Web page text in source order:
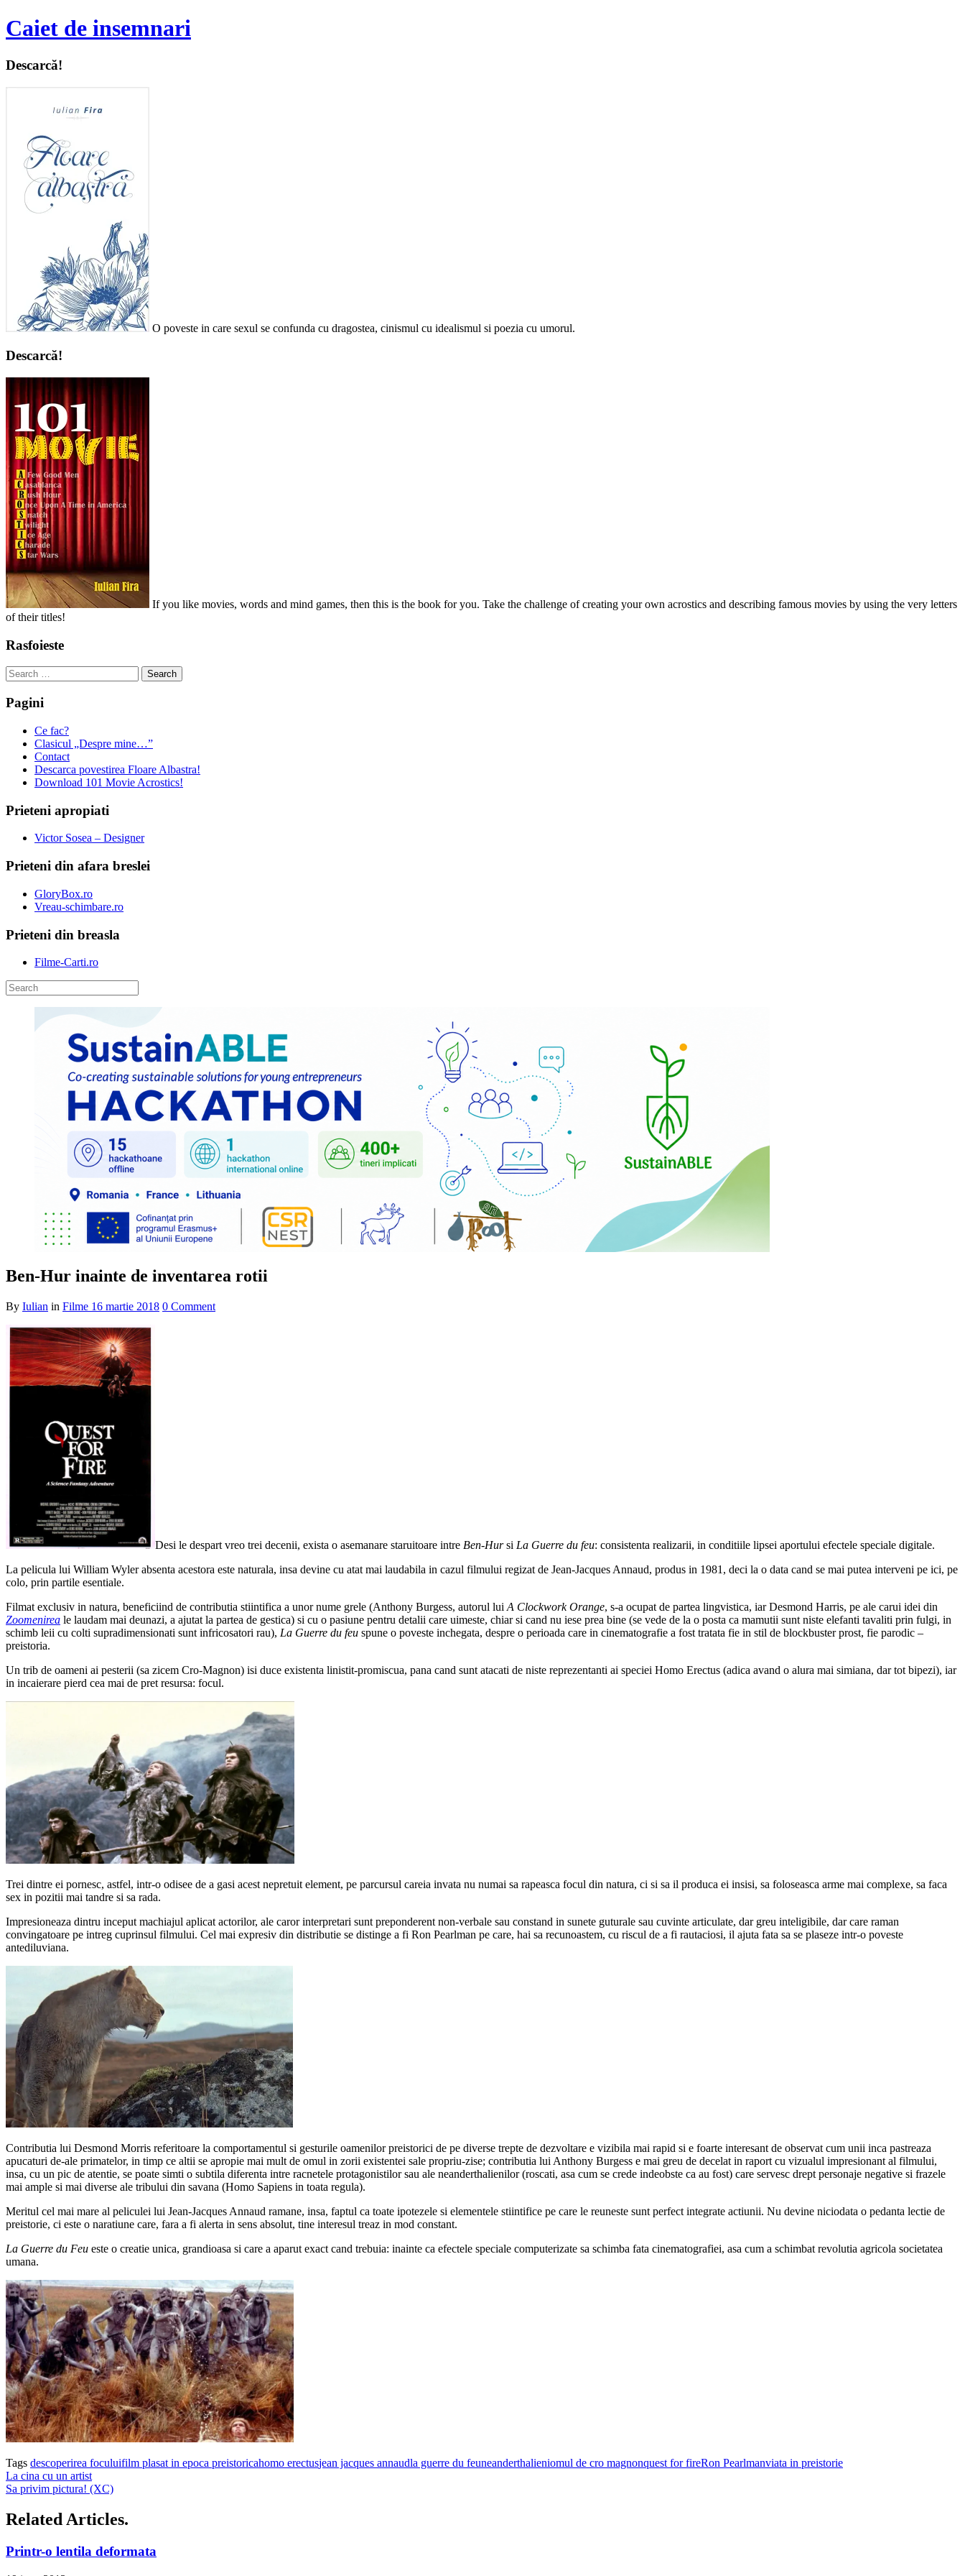
Caiet de insemnari
Descarcă!
O poveste in care sexul se confunda cu dragostea, cinismul cu idealismul si poezia cu umorul.
Descarcă!
If you like movies, words and mind games, then this is the book for you. Take the challenge of creating your own acrostics and describing famous movies by using the very letters
of their titles!
Rasfoieste
Search
for:
Pagini
Ce fac?
Clasicul „Despre mine…”
Contact
Descarca povestirea Floare Albastra!
Download 101 Movie Acrostics!
Prieteni apropiati
Victor Sosea – Designer
Prieteni din afara breslei
GloryBox.ro
Vreau-schimbare.ro
Prieteni din breasla
Filme-Carti.ro
Ben-Hur inainte de inventarea rotii
By Iulian in Filme 16 martie 2018 0 Comment
Desi le despart vreo trei decenii, exista o asemanare staruitoare intre Ben-Hursi La Guerre du feu: consistenta realizarii, in conditiile lipsei aportului efectele speciale digitale.
La pelicula lui William Wyler absenta acestora este naturala, insa devine cu atat mai laudabila in cazul filmului regizat de Jean-Jacques Annaud, produs in 1981, deci la o data cand se mai putea interveni pe ici, pe
colo, prin partile esentiale.
Filmat exclusiv in natura, beneficiind de contributia stiintifica a unor nume grele (Anthony Burgess, autorul lui A Clockwork Orange, s-a ocupat de partea lingvistica, iar Desmond Harris, pe ale carui idei din
Zoomenirea le laudam mai deunazi, a ajutat la partea de gestica) si cu o pasiune pentru detalii care uimeste, chiar si cand nu iese prea bine (se vede de la o posta ca mamutii sunt niste elefanti tavaliti prin fulgi, in
schimb leii cu colti supradimensionati sunt infricosatori rau), La Guerre du feu spune o poveste inchegata, despre o perioada care in cinematografie a fost tratata fie in stil de blockbuster prost, fie parodic –
preistoria.
Un trib de oameni ai pesterii (sa zicem Cro-Magnon) isi duce existenta linistit-promiscua, pana cand sunt atacati de niste reprezentanti ai speciei Homo Erectus (adica avand o alura mai simiana, dar tot bipezi), iar
in incaierare pierd cea mai de pret resursa: focul.
Trei dintre ei pornesc, astfel, intr-o odisee de a gasi acest nepretuit element, pe parcursul careia invata nu numai sa rapeasca focul din natura, ci si sa il produca ei insisi, sa foloseasca arme mai complexe, sa faca
sex in pozitii mai tandre si sa rada.
Impresioneaza dintru inceput machiajul aplicat actorilor, ale caror interpretari sunt preponderent non-verbale sau constand in sunete guturale sau cuvinte articulate, dar greu inteligibile, dar care raman
convingatoare pe intreg cuprinsul filmului. Cel mai expresiv din distributie se distinge a fi Ron Pearlman pe care, hai sa recunoastem, cu riscul de a fi rautaciosi, il ajuta fata sa se plaseze intr-o poveste
antediluviana.
Contributia lui Desmond Morris referitoare la comportamentul si gesturile oamenilor preistorici de pe diverse trepte de dezvoltare e vizibila mai rapid si e foarte interesant de observat cum unii inca pastreaza
apucaturi de-ale primatelor, in timp ce altii se apropie mai mult de omul in zorii existentei sale propriu-zise; contributia lui Anthony Burgess e mai greu de decelat in raport cu vizualul impresionant al filmului,
insa, cu un pic de atentie, se poate simti o subtila diferenta intre racnetele protagonistilor sau ale neanderthalienilor (roscati, asa cum se crede indeobste ca au fost) care servesc drept personaje negative si frazele
mai ample si mai diverse ale tribului din savana (Homo Sapiens in toata regula).
Meritul cel mai mare al peliculei lui Jean-Jacques Annaud ramane, insa, faptul ca toate ipotezele si elementele stiintifice pe care le reuneste sunt perfect integrate actiunii. Nu devine niciodata o pedanta lectie de
preistorie, ci este o naratiune care, fara a fi alerta in sens absolut, tine interesul treaz in mod constant.
La Guerre du Feu este o creatie unica, grandioasa si care a aparut exact cand trebuia: inainte ca efectele speciale computerizate sa schimba fata cinematografiei, asa cum a schimbat revolutia agricola societatea
umana.
Tags descoperirea foculuifilm plasat in epoca preistoricahomo erectusjean jacques annaudla guerre du feuneanderthalieniomul de cro magnonquest for fireRon Pearlmanviata in preistorie
La cina cu un artist
Sa privim pictura! (XC)
Related Articles.
Printr-o lentila deformata